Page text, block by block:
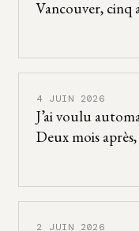
Vancouver, cinq
4 JUIN 2026
J’ai voulu
Deux mois
2 JUIN 2026